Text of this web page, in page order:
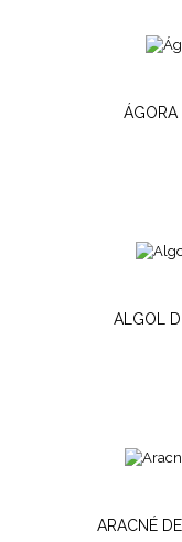
ÁGORA
ALGOL
ARACNÉ